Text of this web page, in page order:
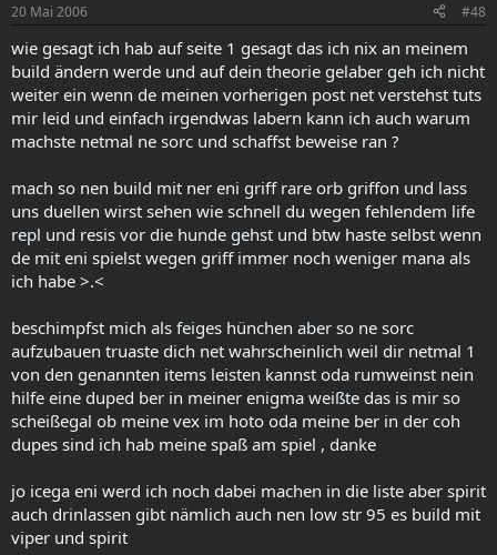
20 Mai 2006 #48
wie gesagt ich hab auf seite 1 gesagt das ich nix an meinem
build ändern werde und auf dein theorie gelaber geh ich nicht
weiter ein wenn de meinen vorherigen post net verstehst tuts
mir leid und einfach irgendwas labern kann ich auch warum
machste netmal ne sorc und schaffst beweise ran ?
mach so nen build mit ner eni griff rare orb griffon und lass
uns duellen wirst sehen wie schnell du wegen fehlendem life
repl und resis vor die hunde gehst und btw haste selbst wenn
de mit eni spielst wegen griff immer noch weniger mana als
ich habe >.<
beschimpfst mich als feiges hünchen aber so ne sorc
aufzubauen truaste dich net wahrscheinlich weil dir netmal 1
von den genannten items leisten kannst oda rumweinst nein
hilfe eine duped ber in meiner enigma weißte das is mir so
scheißegal ob meine vex im hoto oda meine ber in der coh
dupes sind ich hab meine spaß am spiel , danke
jo icega eni werd ich noch dabei machen in die liste aber spirit
auch drinlassen gibt nämlich auch nen low str 95 es build mit
viper und spirit